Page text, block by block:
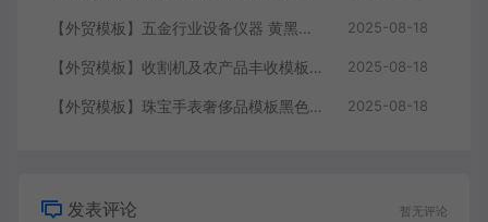
【外贸模板】五金行业设备仪器 黄黑款 响应式模板静态html文件 2025-08-18
【外贸模板】收割机及农产品丰收模板 绿色 响应式模板静态html文件 2025-08-18
【外贸模板】珠宝手表奢侈品模板黑色 响应式模板静态html文件 2025-08-18
发表评论 暂无评论